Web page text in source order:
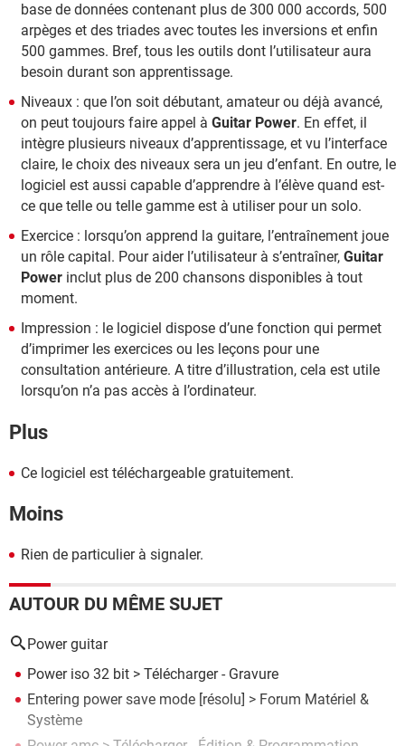
base de données contenant plus de 300 000 accords, 500
arpèges et des triades avec toutes les inversions et enfin
500 gammes. Bref, tous les outils dont l’utilisateur aura
besoin durant son apprentissage.
Niveaux : que l’on soit débutant, amateur ou déjà avancé,
on peut toujours faire appel à Guitar Power. En effet, il
intègre plusieurs niveaux d’apprentissage, et vu l’interface
claire, le choix des niveaux sera un jeu d’enfant. En outre, le
logiciel est aussi capable d’apprendre à l’élève quand est-
ce que telle ou telle gamme est à utiliser pour un solo.
Exercice : lorsqu’on apprend la guitare, l’entraînement joue
un rôle capital. Pour aider l’utilisateur à s’entraîner, Guitar
Power inclut plus de 200 chansons disponibles à tout
moment.
Impression : le logiciel dispose d’une fonction qui permet
d’imprimer les exercices ou les leçons pour une
consultation antérieure. A titre d’illustration, cela est utile
lorsqu’on n’a pas accès à l’ordinateur.
Plus
Ce logiciel est téléchargeable gratuitement.
Moins
Rien de particulier à signaler.
AUTOUR DU MÊME SUJET
Power guitar
Power iso 32 bit > Télécharger - Gravure
Entering power save mode [résolu] > Forum Matériel &
Système